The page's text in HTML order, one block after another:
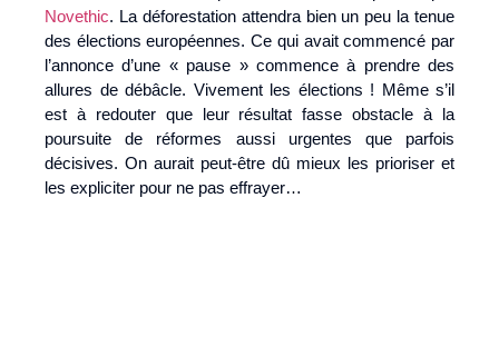
Novethic. La déforestation attendra bien un peu la tenue
des élections européennes. Ce qui avait commencé par
l’annonce d’une « pause » commence à prendre des
allures de débâcle. Vivement les élections ! Même s’il
est à redouter que leur résultat fasse obstacle à la
poursuite de réformes aussi urgentes que parfois
décisives. On aurait peut-être dû mieux les prioriser et
les expliciter pour ne pas effrayer…